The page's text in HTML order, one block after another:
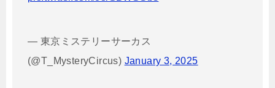
— 東京ミステリーサーカス
(@T_MysteryCircus) January 3, 2025